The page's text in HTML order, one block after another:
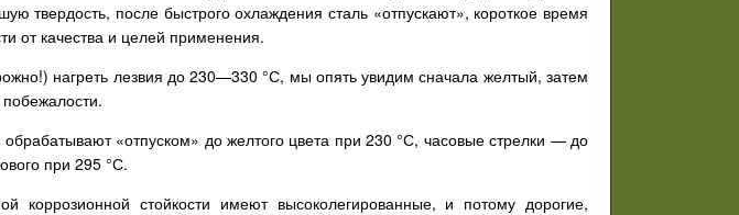
твердость, после быстрого охлаждения сталь «отпускают», короткое время
от качества и целей применения.
нагреть лезвия до 230—330 °С, мы опять увидим сначала желтый, затем
«отпуском» до желтого цвета при 230 °С, часовые стрелки — до
при 295 °С.
коррозионной стойкости имеют высоколегированные, и потому дорогие,